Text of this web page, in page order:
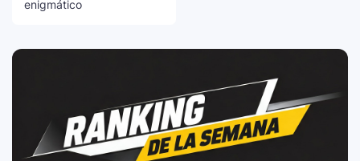
enigmático